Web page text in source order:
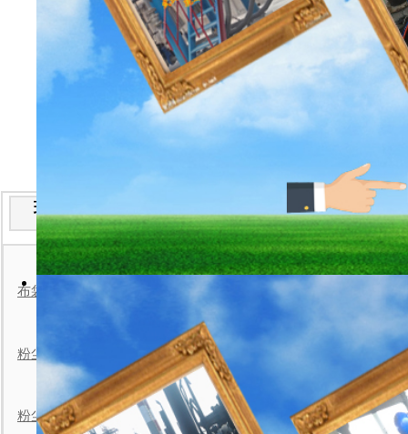
布袋检漏仪现场安装案例
粉尘检测仪现场安装案例
粉尘浓度仪现场安装案例
现场安装实例分类
便携式
手持粉
一体
分体式